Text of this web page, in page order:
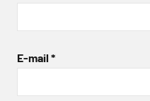
E-mail *